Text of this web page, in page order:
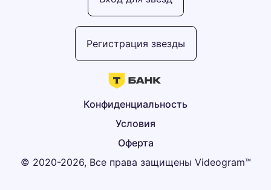
© 2020-2026, Все права защищены Videogram™
Оферта
Условия
Конфиденциальность
Регистрация звезды